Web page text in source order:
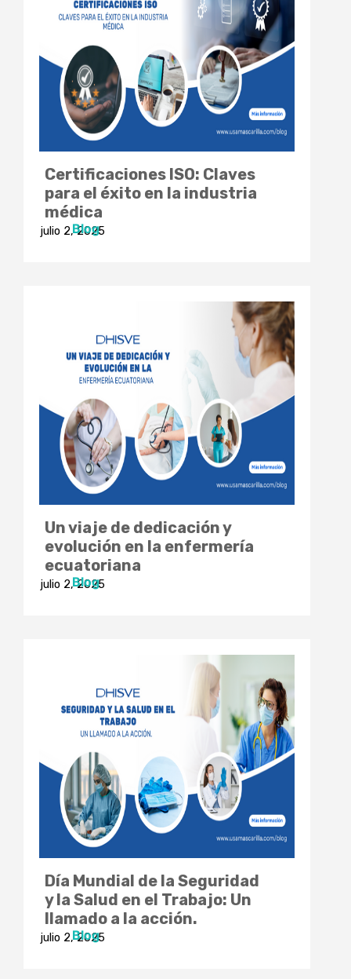
Certificaciones ISO: Claves
para el éxito en la industria
médica
julio 2, 2025
Blog
Un viaje de dedicación y
evolución en la enfermería
ecuatoriana
julio 2, 2025
Blog
Día Mundial de la Seguridad
y la Salud en el Trabajo: Un
llamado a la acción.
julio 2, 2025
Blog